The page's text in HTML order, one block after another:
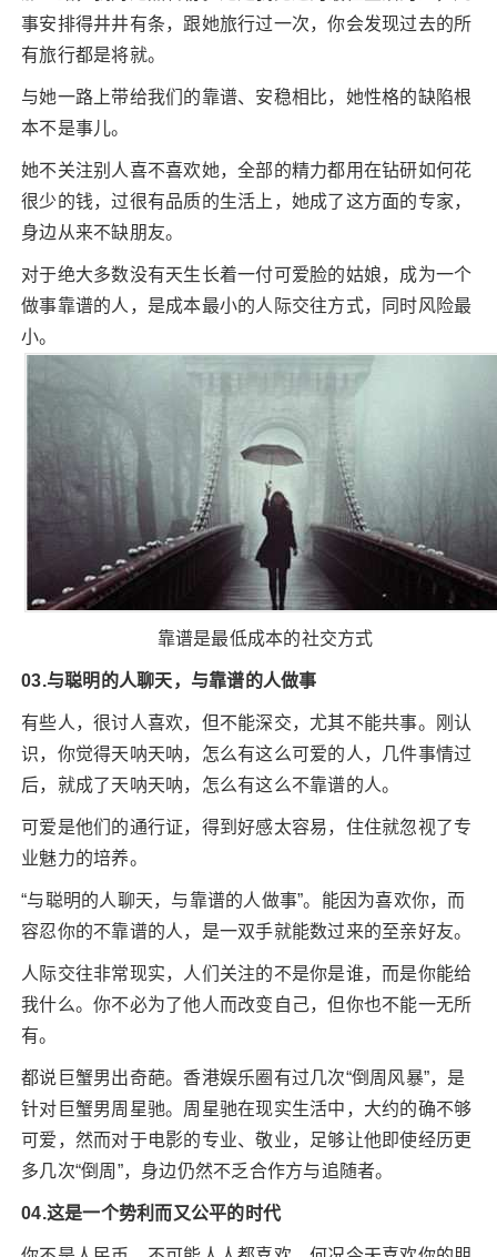
事安排得井井有条，跟她旅行过一次，你会发现过去的所
有旅行都是将就。
与她一路上带给我们的靠谱、安稳相比，她性格的缺陷根
本不是事儿。
她不关注别人喜不喜欢她，全部的精力都用在钻研如何花
很少的钱，过很有品质的生活上，她成了这方面的专家，
身边从来不缺朋友。
对于绝大多数没有天生长着一付可爱脸的姑娘，成为一个
做事靠谱的人，是成本最小的人际交往方式，同时风险最
小。
靠谱是最低成本的社交方式
03.与聪明的人聊天，与靠谱的人做事
有些人，很讨人喜欢，但不能深交，尤其不能共事。刚认
识，你觉得天呐天呐，怎么有这么可爱的人，几件事情过
后，就成了天呐天呐，怎么有这么不靠谱的人。
可爱是他们的通行证，得到好感太容易，住住就忽视了专
业魅力的培养。
“与聪明的人聊天，与靠谱的人做事”。能因为喜欢你，而
容忍你的不靠谱的人，是一双手就能数过来的至亲好友。
人际交往非常现实，人们关注的不是你是谁，而是你能给
我什么。你不必为了他人而改变自己，但你也不能一无所
有。
都说巨蟹男出奇葩。香港娱乐圈有过几次“倒周风暴”，是
针对巨蟹男周星驰。周星驰在现实生活中，大约的确不够
可爱，然而对于电影的专业、敬业，足够让他即使经历更
多几次“倒周”，身边仍然不乏合作方与追随者。
04.这是一个势利而又公平的时代